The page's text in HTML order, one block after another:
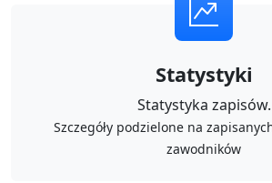
Statystyki
Statystyka zapisów.
Szczegóły podzielone na
zawodników